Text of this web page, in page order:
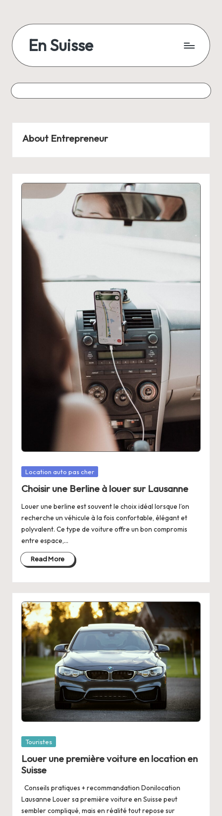
content
En Suisse
About Entrepreneur
Posted
Location auto pas cher
Choisir une Berline à louer sur Lausanne
Louer une berline est souvent le choix idéal lorsque l’on
recherche un véhicule à la fois confortable, élégant et
polyvalent. Ce type de voiture offre un bon compromis
entre espace,…
Read More
Posted
Touristes
Louer une première voiture en location en
Suisse
Conseils pratiques + recommandation Donilocation
Lausanne Louer sa première voiture en Suisse peut
sembler compliqué, mais en réalité tout repose sur